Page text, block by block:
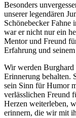
Besonders
unserer legendären
Schönebecker Fahne
war er nicht nur ein
Mentor und Freund
Erfahrung und
Wir werden Burghard
Erinnerung behalten.
sein Sinn für Humor
verlässlichen Freund
Herzen weiterleben,
erinnern, die wir mit